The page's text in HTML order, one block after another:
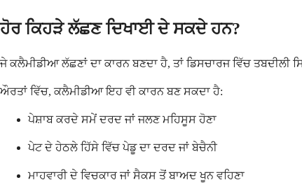
ਹੋਰ ਕਿਹੜੇ ਲੱਛਣ ਦਿਖਾਈ ਦੇ ਸਕਦੇ ਹਨ?
ਜੇ ਕਲੈਮੀਡੀਆ ਲੱਛਣਾਂ ਦਾ ਕਾਰਨ ਬਣਦਾ ਹੈ, ਤਾਂ ਡਿਸਚਾਰਜ ਵਿੱਚ
ਔਰਤਾਂ ਵਿੱਚ, ਕਲੈਮੀਡੀਆ ਇਹ ਵੀ ਕਾਰਨ ਬਣ ਸਕਦਾ ਹੈ:
ਪੇਸ਼ਾਬ ਕਰਦੇ ਸਮੇਂ ਦਰਦ ਜਾਂ ਜਲਣ ਮਹਿਸੂਸ ਹੋਣਾ
ਪੇਟ ਦੇ ਹੇਠਲੇ ਹਿੱਸੇ ਵਿੱਚ ਪੇਡੂ ਦਾ ਦਰਦ ਜਾਂ ਬੇਚੈਨੀ
ਮਾਹਵਾਰੀ ਦੇ ਵਿਚਕਾਰ ਜਾਂ ਸੈਕਸ ਤੋਂ ਬਾਅਦ ਖੂਨ ਵਹਿਣਾ